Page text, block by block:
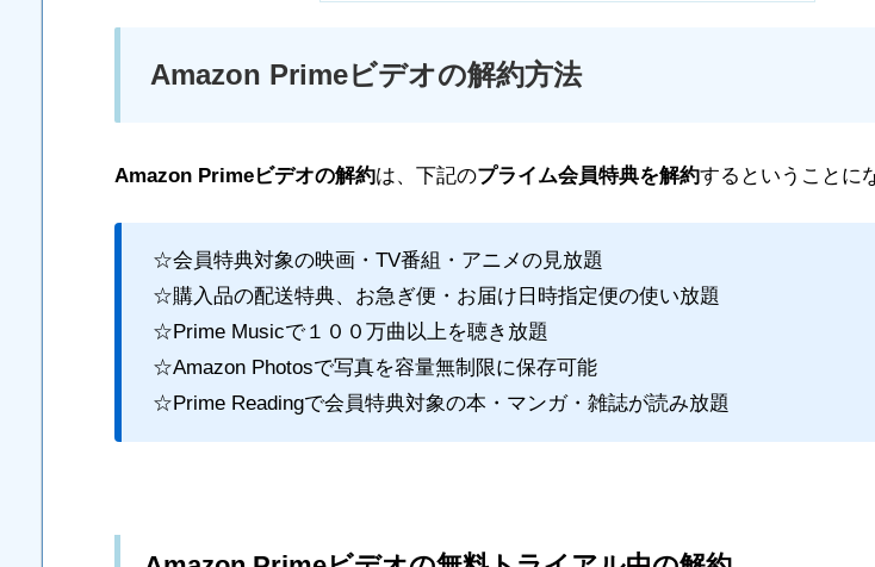
Amazon Primeビデオの解約方法
Amazon Primeビデオの解約は、下記のプライム会員特典を解約するということに
☆会員特典対象の映画・TV番組・アニメの見放題
☆購入品の配送特典、お急ぎ便・お届け日時指定便の使い放題
☆Prime Musicで１００万曲以上を聴き放題
☆Amazon Photosで写真を容量無制限に保存可能
☆Prime Readingで会員特典対象の本・マンガ・雑誌が読み放題